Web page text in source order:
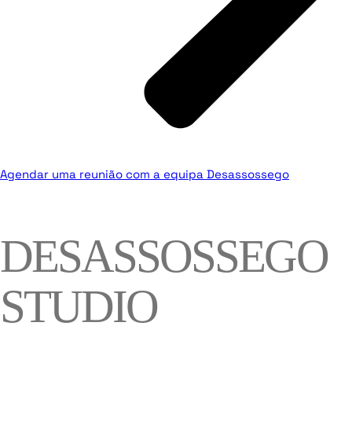
Agendar uma reunião com a equipa Desassossego
DESASSOSSEGO
STUDIO